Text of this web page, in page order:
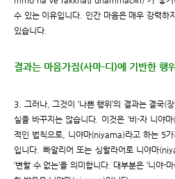
수 있는 이유입니다. 인간 마음은 매우 강력하
있습니다.
결과는 마음가짐(사마-디)에 기반한 행
3. 그러나, 그것이 ‘나쁜 행위’의 결과는 결국(
실을 바꾸지는 않습니다. 이것은 ‘비-자 니야
적인 법칙으로, 니야마(niyama)라고 하는 5
입니다. 빠알리어 또는 싱할라어로 니야마
‘변할 수 없는’을 의미합니다. 대부분은 ‘니야-